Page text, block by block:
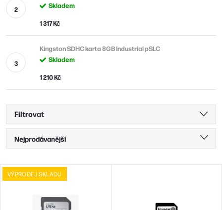
Skladem
1 317 Kč
Kingston SDHC karta 8GB Industrial pSLC
Skladem
1 210 Kč
Filtrovat
Ř
a
z
e
Nejprodávanější
Nejdražší
Abecedně
V
VÝPRODEJ SKLADU